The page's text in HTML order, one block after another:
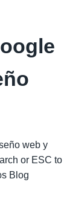
web y
or ESC to
Blog